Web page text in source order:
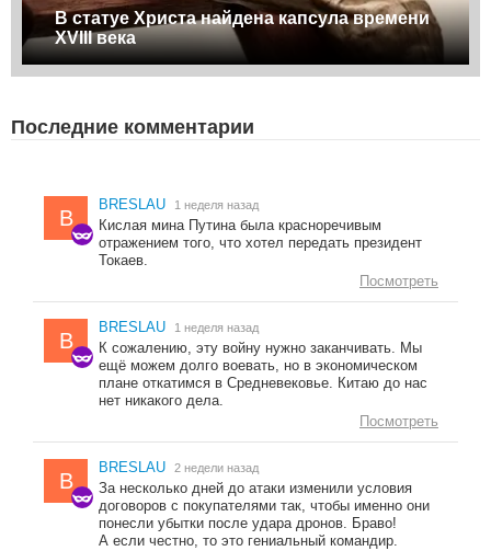
В статуе Христа найдена капсула времени
XVIII века
Последние комментарии
B
BRESLAU 1 неделя назад
Кислая мина Путина была красноречивым
отражением того, что хотел передать президент
Токаев.
Посмотреть
B
BRESLAU 1 неделя назад
К сожалению, эту войну нужно заканчивать. Мы
ещё можем долго воевать, но в экономическом
плане откатимся в Средневековье. Китаю до нас
нет никакого дела.
Посмотреть
B
BRESLAU 2 недели назад
За несколько дней до атаки изменили условия
договоров с покупателями так, чтобы именно они
понесли убытки после удара дронов. Браво!
А если честно, то это гениальный командир.